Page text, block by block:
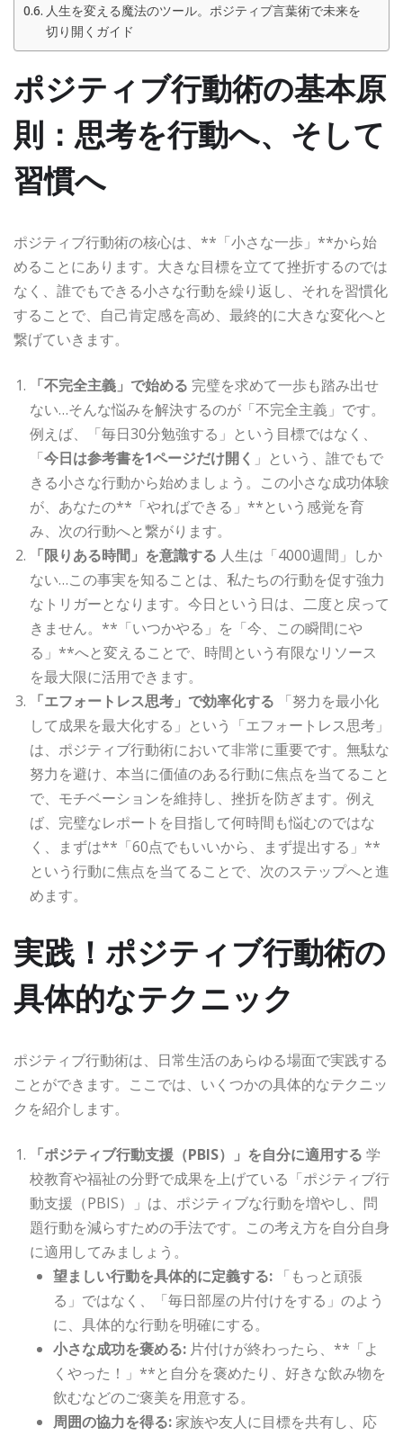
人生を変える魔法のツール。ポジティブ言葉術で未来を
切り開くガイド
ポジティブ行動術の基本原
則：思考を行動へ、そして
習慣へ
ポジティブ行動術の核心は、**「小さな一歩」**から始
めることにあります。大きな目標を立てて挫折するのでは
なく、誰でもできる小さな行動を繰り返し、それを習慣化
することで、自己肯定感を高め、最終的に大きな変化へと
繋げていきます。
「不完全主義」で始める 完璧を求めて一歩も踏み出せ
ない…そんな悩みを解決するのが「不完全主義」です。
例えば、「毎日30分勉強する」という目標ではなく、
「今日は参考書を1ページだけ開く 」という、誰でもで
きる小さな行動から始めましょう。この小さな成功体験
が、あなたの**「やればできる」**という感覚を育
み、次の行動へと繋がります。
「限りある時間」を意識する 人生は「4000週間」しか
ない…この事実を知ることは、私たちの行動を促す強力
なトリガーとなります。今日という日は、二度と戻って
きません。**「いつかやる」を「今、この瞬間にや
る」**へと変えることで、時間という有限なリソース
を最大限に活用できます。
「エフォートレス思考」で効率化する 「努力を最小化
して成果を最大化する」という「エフォートレス思考」
は、ポジティブ行動術において非常に重要です。無駄な
努力を避け、本当に価値のある行動に焦点を当てること
で、モチベーションを維持し、挫折を防ぎます。例え
ば、完璧なレポートを目指して何時間も悩むのではな
く、まずは**「60点でもいいから、まず提出する」**
という行動に焦点を当てることで、次のステップへと進
めます。
実践！ポジティブ行動術の
具体的なテクニック
ポジティブ行動術は、日常生活のあらゆる場面で実践する
ことができます。ここでは、いくつかの具体的なテクニッ
クを紹介します。
「ポジティブ行動支援（PBIS）」を自分に適用する 学
校教育や福祉の分野で成果を上げている「ポジティブ行
動支援（PBIS）」は、ポジティブな行動を増やし、問
題行動を減らすための手法です。この考え方を自分自身
に適用してみましょう。
望ましい行動を具体的に定義する:「もっと頑張
る」ではなく、「毎日部屋の片付けをする」のよう
に、具体的な行動を明確にする。
小さな成功を褒める:片付けが終わったら、**「よ
くやった！」**と自分を褒めたり、好きな飲み物を
飲むなどのご褒美を用意する。
周囲の協力を得る:家族や友人に目標を共有し、応